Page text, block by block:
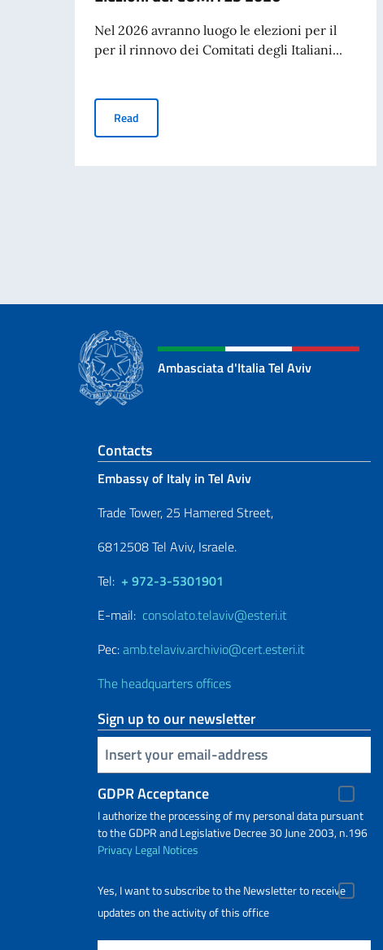
Nel 2026 avranno luogo le elezioni per il
per il rinnovo dei Comitati degli Italiani...
Read
Ambasciata d'Italia Tel Aviv
Footer section
Contacts
Embassy of Italy in Tel Aviv
Trade Tower, 25 Hamered Street,
6812508 Tel Aviv, Israele.
Tel: + 972-3-5301901
E-mail: consolato.telaviv@esteri.it
Pec:amb.telaviv.archivio@cert.esteri.it
The headquarters offices
Sign up to our newsletter
Insert your email
GDPR Acceptance
I authorize the processing of my personal data pursuant
to the GDPR and Legislative Decree 30 June 2003, n.196
PrivacyLegal Notices
Yes, I want to subscribe to the Newsletter to receive
updates on the activity of this office